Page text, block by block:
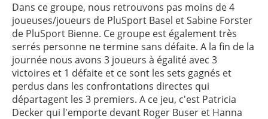
Dans ce groupe, nous retrouvons pas moins de 4
joueuses/joueurs de PluSport Basel et Sabine Forster
de PluSport Bienne. Ce groupe est également très
serrés personne ne termine sans défaite. A la fin de la
journée nous avons 3 joueurs à égalité avec 3
victoires et 1 défaite et ce sont les sets gagnés et
perdus dans les confrontations directes qui
départagent les 3 premiers. A ce jeu, c'est Patricia
Decker qui l'emporte devant Roger Buser et Hanna